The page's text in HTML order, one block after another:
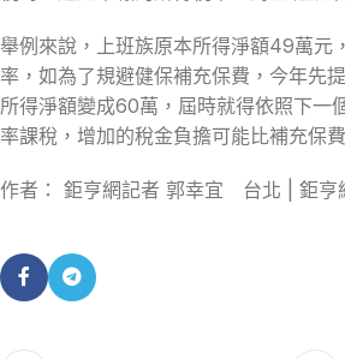
舉例來說，上班族原本所得淨額49萬元
率，如為了規避健保補充保費，今年先
所得淨額變成60萬，屆時就得依照下一
率課稅，增加的稅金負擔可能比補充保
作者： 鉅亨網記者 郭幸宜 台北 | 鉅亨